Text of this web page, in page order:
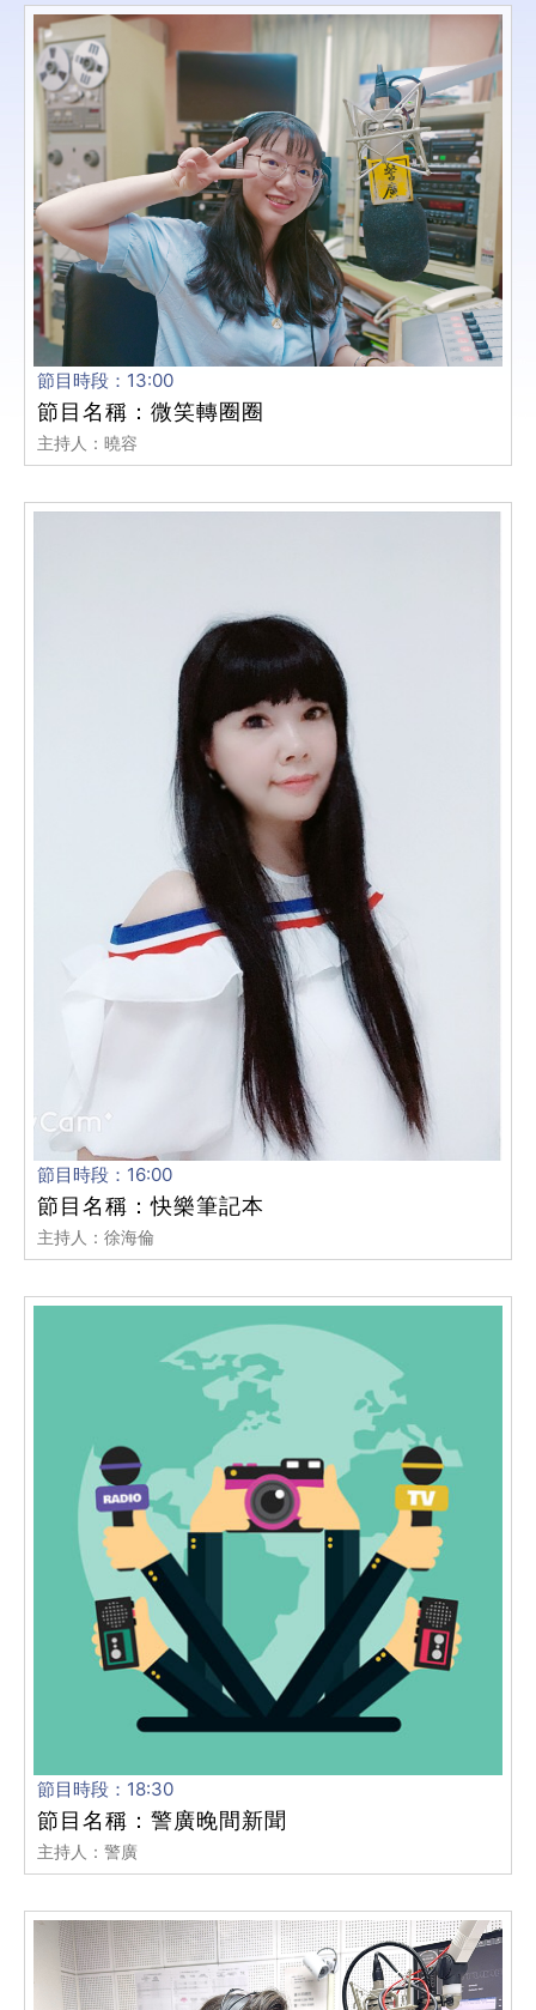
節目時段：13:00
節目名稱：微笑轉圈圈
主持人：曉容
節目時段：16:00
節目名稱：快樂筆記本
主持人：徐海倫
節目時段：18:30
節目名稱：警廣晚間新聞
主持人：警廣